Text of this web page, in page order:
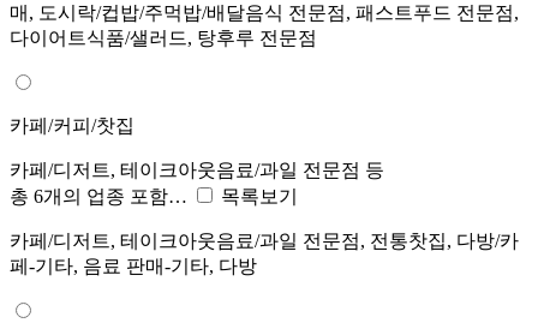
매, 도시락/컵밥/주먹밥/배달음식 전문점, 패스트푸드 전문점,
다이어트식품/샐러드, 탕후루 전문점
카페/커피/찻집
카페/디저트, 테이크아웃음료/과일 전문점 등
총 6개의 업종 포함…
목록보기
카페/디저트, 테이크아웃음료/과일 전문점, 전통찻집, 다방/카
페-기타, 음료 판매-기타, 다방